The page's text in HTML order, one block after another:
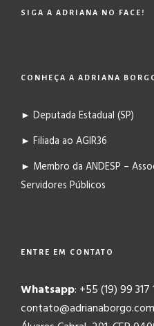
SIGA A ADRIANA NO FACE!
CONHEÇA A ADRIANA
► Deputada Estadual (SP)
► Filiada ao AGIR36
► Membro da ANDESP –
Servidores Públicos
ENTRE EM CONTATO
Whatsapp: +55 (19) 99 317